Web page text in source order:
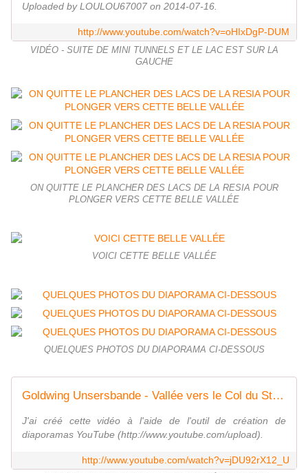
Uploaded by LOULOU67007 on 2014-07-16.
http://www.youtube.com/watch?v=oHIxDgP-DUM
VIDÉO - SUITE DE MINI TUNNELS ET LE LAC EST SUR LA
GAUCHE
ON QUITTE LE PLANCHER DES LACS DE LA RESIA POUR
PLONGER VERS CETTE BELLE VALLÉE
VOICI CETTE BELLE VALLÉE
QUELQUES PHOTOS DU DIAPORAMA CI-DESSOUS
Goldwing Unsersbande - Vallée vers le Col du Stelvio via le lac Résia
J'ai créé cette vidéo à l'aide de l'outil de création de
diaporamas YouTube (http://www.youtube.com/upload).
http://www.youtube.com/watch?v=jDU92rX12_U